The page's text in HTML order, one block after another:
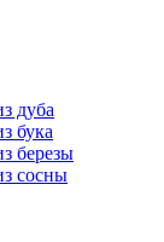
дуба
бука
березы
сосны